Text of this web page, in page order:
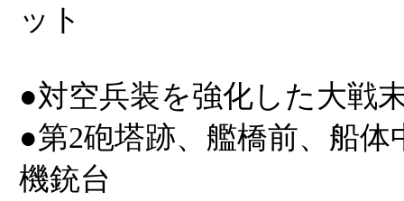
ット
●対空兵装を強化した大戦
●第2砲塔跡、艦橋前、船
機銃台